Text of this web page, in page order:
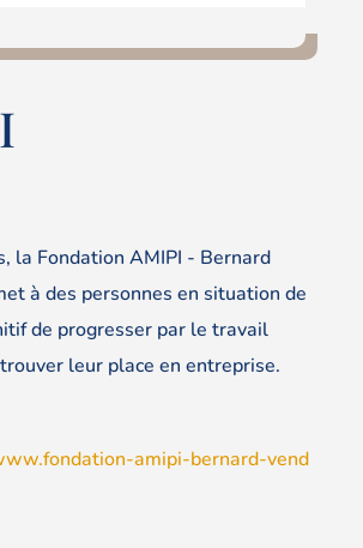
la Fondation AMIPI - Bernard
à des personnes en situation de
de progresser par le travail
leur place en entreprise.
amipi-bernard-vend